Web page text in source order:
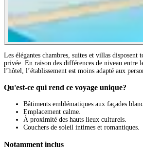
Les élégantes chambres, suites et villas disposent
privée. En raison des différences de niveau entre
l’hôtel, l’établissement est moins adapté aux
Qu'est-ce qui rend ce voyage unique?
Bâtiments emblématiques aux façades
Emplacement calme.
À proximité des hauts lieux culturels.
Couchers de soleil intimes et romantiques.
Notamment inclus